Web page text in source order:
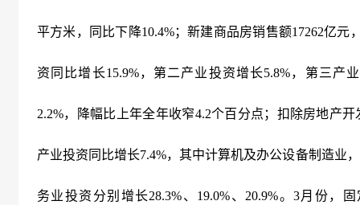
平方米，同比下降10.4%；新建商品房销售额17262亿元
资同比增长15.9%，第二产业投资增长5.8%，第三产
2.2%，降幅比上年全年收窄4.2个百分点；扣除房地产
产业投资同比增长7.4%，其中计算机及办公设备制造业
务业投资分别增长28.3%、 19.0%、 20.9%。 3月份，固